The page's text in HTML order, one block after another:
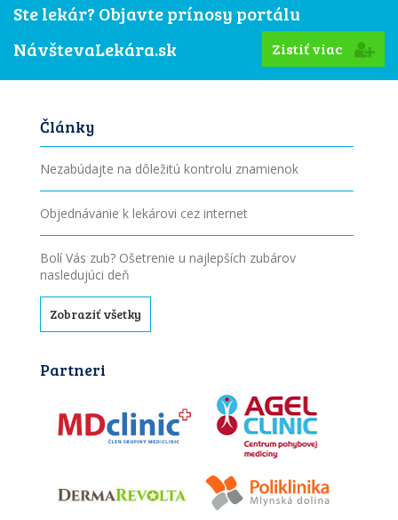
Ste lekár? Objavte prínosy portálu
NávštevaLekára.sk
Zistiť viac
Články
Nezabúdajte na dôležitú kontrolu znamienok
Objednávanie k lekárovi cez internet
Bolí Vás zub? Ošetrenie u najlepších zubárov
nasledujúci deň
Zobraziť všetky
Partneri